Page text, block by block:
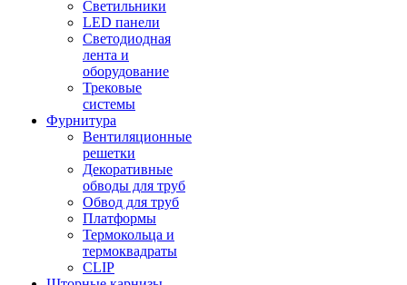
Светильники
LED панели
Светодиодная
лента и
оборудование
Трековые
системы
Фурнитура
Вентиляционные
решетки
Декоративные
обводы для труб
Обвод для труб
Платформы
Термокольца и
термоквадраты
CLIP